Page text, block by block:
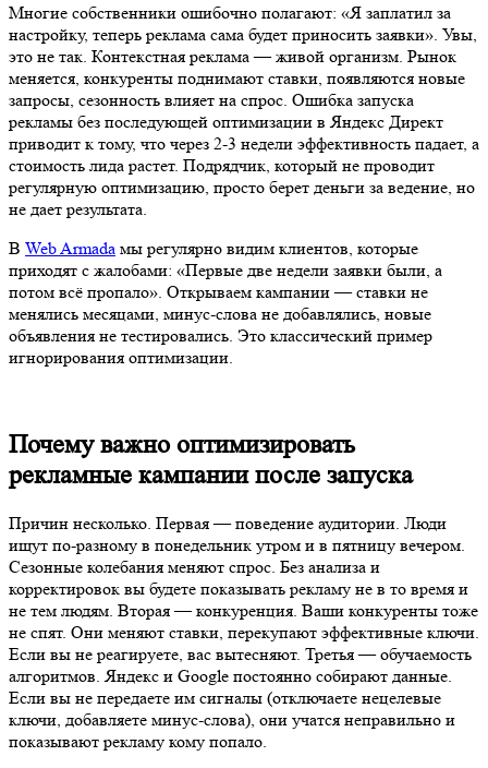
Многие собственники ошибочно полагают: «Я заплатил за
настройку, теперь реклама сама будет приносить заявки». Увы,
это не так. Контекстная реклама — живой организм. Рынок
меняется, конкуренты поднимают ставки, появляются новые
запросы, сезонность влияет на спрос. Ошибка запуска
рекламы без последующей оптимизации в Яндекс Директ
приводит к тому, что через 2-3 недели эффективность падает, а
стоимость лида растет. Подрядчик, который не проводит
регулярную оптимизацию, просто берет деньги за ведение, но
не дает результата.
В Web Armada мы регулярно видим клиентов, которые
приходят с жалобами: «Первые две недели заявки были, а
потом всё пропало». Открываем кампании — ставки не
менялись месяцами, минус-слова не добавлялись, новые
объявления не тестировались. Это классический пример
игнорирования оптимизации.
Почему важно оптимизировать
рекламные кампании после запуска
Причин несколько. Первая — поведение аудитории. Люди
ищут по-разному в понедельник утром и в пятницу вечером.
Сезонные колебания меняют спрос. Без анализа и
корректировок вы будете показывать рекламу не в то время и
не тем людям. Вторая — конкуренция. Ваши конкуренты тоже
не спят. Они меняют ставки, перекупают эффективные ключи.
Если вы не реагируете, вас вытесняют. Третья — обучаемость
алгоритмов. Яндекс и Google постоянно собирают данные.
Если вы не передаете им сигналы (отключаете нецелевые
ключи, добавляете минус-слова), они учатся неправильно и
показывают рекламу кому попало.